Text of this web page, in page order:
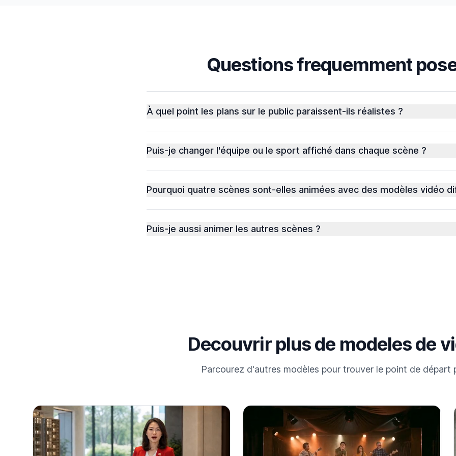
Questions frequemment
À quel point les plans sur le public paraissent-ils réalistes ?
Puis-je changer l'équipe ou le sport affiché dans chaque scène ?
Pourquoi quatre scènes sont-elles animées avec des modèles vidéo
Puis-je aussi animer les autres scènes ?
Decouvrir plus de modeles de
Parcourez d'autres modèles pour trouver le point de départ